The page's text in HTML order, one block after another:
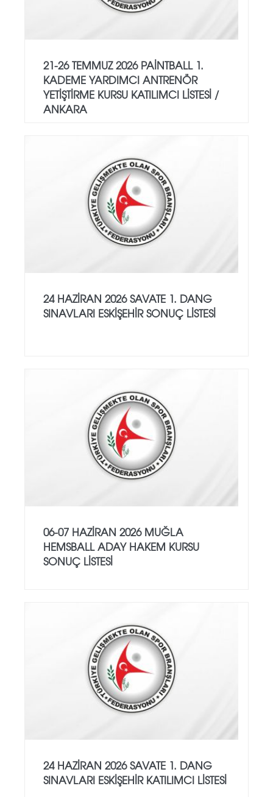
21-26 TEMMUZ 2026 PAİNTBALL 1.
KADEME YARDIMCI ANTRENÖR
YETİŞTİRME KURSU KATILIMCI LİSTESİ /
ANKARA
24 HAZİRAN 2026 SAVATE 1. DANG
SINAVLARI ESKİŞEHİR SONUÇ LİSTESİ
06-07 HAZİRAN 2026 MUĞLA
HEMSBALL ADAY HAKEM KURSU
SONUÇ LİSTESİ
24 HAZİRAN 2026 SAVATE 1. DANG
SINAVLARI ESKİŞEHİR KATILIMCI LİSTESİ